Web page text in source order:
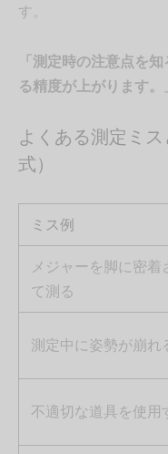
す。
「測定時の注意点を
る精度が上がります。
よくある測定ミ
式）
ミス例
メジャーを脚に密着
て測る
測定中に姿勢が崩れ
不適切な道具を使用